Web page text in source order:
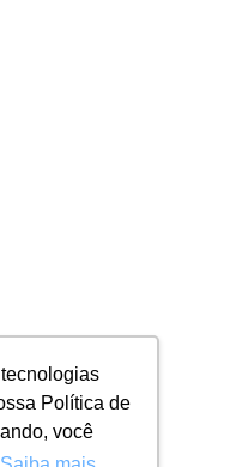
Política de
você